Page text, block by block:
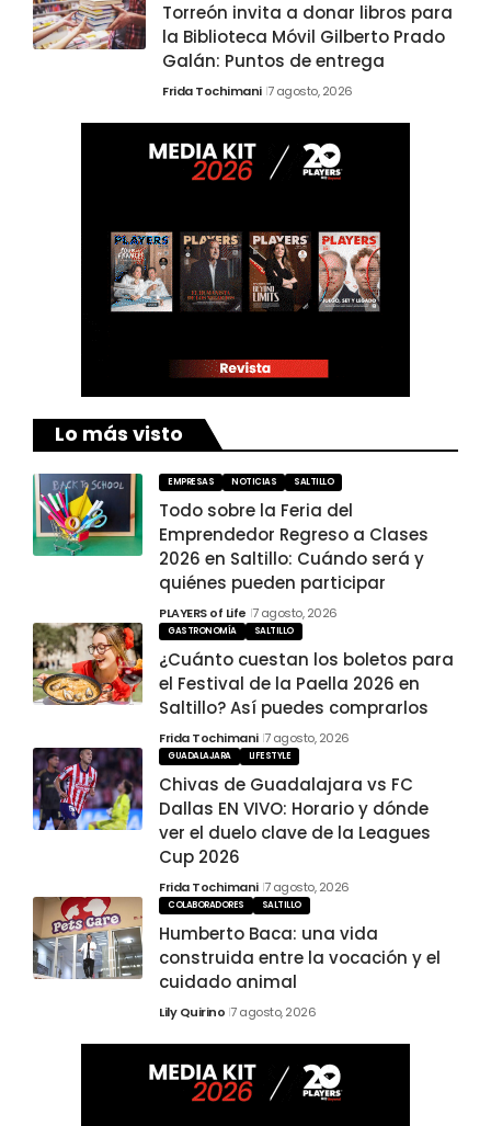
Torreón invita a donar libros para
la Biblioteca Móvil Gilberto Prado
Galán: Puntos de entrega
Frida Tochimani 7 agosto, 2026
Lo más visto
EMPRESAS NOTICIAS SALTILLO
Todo sobre la Feria del
Emprendedor Regreso a Clases
2026 en Saltillo: Cuándo será y
quiénes pueden participar
PLAYERS of Life 7 agosto, 2026
GASTRONOMÍA SALTILLO
¿Cuánto cuestan los boletos para
el Festival de la Paella 2026 en
Saltillo? Así puedes comprarlos
Frida Tochimani 7 agosto, 2026
GUADALAJARA LIFESTYLE
Chivas de Guadalajara vs FC
Dallas EN VIVO: Horario y dónde
ver el duelo clave de la Leagues
Cup 2026
Frida Tochimani 7 agosto, 2026
COLABORADORES SALTILLO
Humberto Baca: una vida
construida entre la vocación y el
cuidado animal
Lily Quirino 7 agosto, 2026